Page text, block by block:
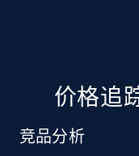
URL, Title,
价格追
竞品分析